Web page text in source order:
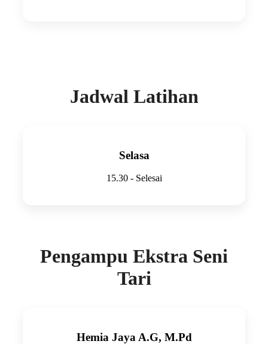
Jadwal Latihan
Selasa
15.30 - Selesai
Pengampu Ekstra Seni
Tari
Hemia Jaya A.G, M.Pd